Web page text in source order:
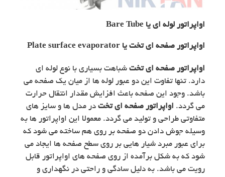
اواپراتور لوله ای یا Bare Tube
اواپراتور صفحه ای تخت یا Plate surface evaporator
اواپراتور صفحه ای تخت شباهت بسیاری با نوع لوله ای
دارد. تنها تفاوت این دو عبور لوله ها از میان یک صفحه می
باشد. وجود این صفحه باعث افزایش مقدار انتقال حرارت
می گردد. اواپراتور صفحه ای تخت در مدل ها و سایز های
متفاوتی طراحی و تولید می گردد. معمولا این اواپراتور ها به
وسیله جوش دادن دو صفحه بر روی هم ساخته می شود که
برای عبور مبرد شیار هایی بر روی سطح صفحه ها ایجاد می
شود که به شکل برآمده از روی صفحه های اواپراتور قابل
رویت می باشد. به دلیل سادگی و راحتی در نگهداری و